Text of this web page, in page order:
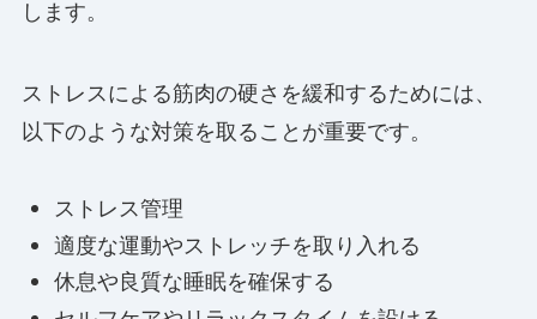
します。
ストレスによる筋肉の硬さを緩和するためには、
以下のような対策を取ることが重要です。
ストレス管理
適度な運動やストレッチを取り入れる
休息や良質な睡眠を確保する